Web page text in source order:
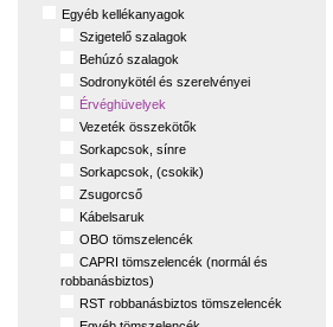
Egyéb kellékanyagok
Szigetelő szalagok
Behúzó szalagok
Sodronykötél és szerelvényei
Érvéghüvelyek
Vezeték összekötők
Sorkapcsok, sínre
Sorkapcsok, (csokik)
Zsugorcső
Kábelsaruk
OBO tömszelencék
CAPRI tömszelencék (normál és
robbanásbiztos)
RST robbanásbiztos tömszelencék